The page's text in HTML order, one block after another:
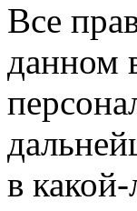
Все
данном
в